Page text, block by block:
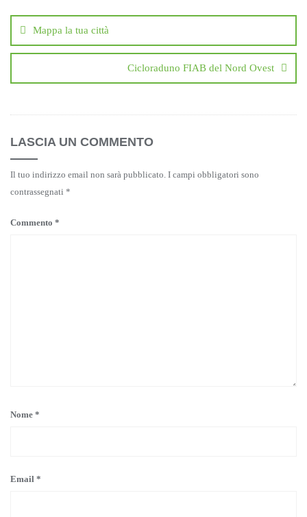
articoli
Mappa la tua città
Cicloraduno FIAB del Nord Ovest
LASCIA UN COMMENTO
Il tuo indirizzo email non sarà pubblicato. I campi obbligatori sono
contrassegnati *
Commento *
Nome *
Email *